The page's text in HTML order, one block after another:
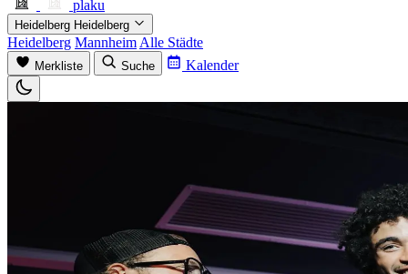
plaku
Heidelberg Heidelberg
Heidelberg Mannheim Alle Städte
Merkliste Suche Kalender